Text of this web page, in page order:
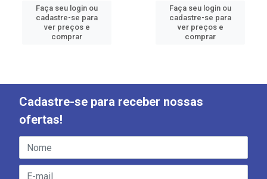
Faça seu login ou
cadastre-se para
ver preços e
comprar
Faça seu login ou
cadastre-se para
ver preços e
comprar
Cadastre-se para receber nossas
ofertas!